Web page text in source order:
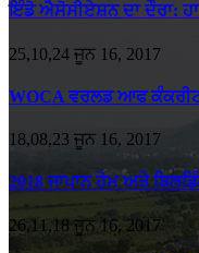
ਇੰਡੋ ਐਸੋਸੀਏਸ਼ਨ ਦਾ ਦੌਰਾ: ਹਾ
25,10,24 ਜੂਨ 16, 2017
WOCA ਵਰਲਡ ਆਫ
18,08,23 ਜੂਨ 16, 2017
2018 ਜਾਪਾਨ ਹੋਮ ਅਤੇ
26,11,18 ਜੂਨ 16, 2017